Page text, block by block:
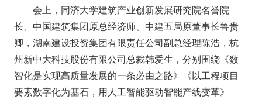
会上 ， 同济大学建筑产业创新发展研究院名誉院
长、中国建筑集团原总经济师、中建五局原董事长鲁贵
卿 ，湖南建设投资集团有限责任公司副总经理陈浩 ，杭
州新中大科技股份有限公司总裁韩爱生 ，分别围绕《数
智化是实现高质量发展的一条必由之路》《以工程项目
要素数字化为基石 ， 用人工智能驱动智能产线变革》